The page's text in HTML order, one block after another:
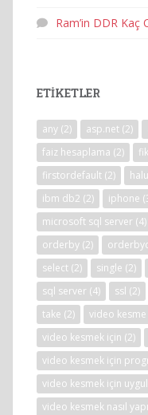
Ram’in DDR Kaç
ETIKETLER
any (2) asp.net (2)
faiz hesaplama (2)
firstordefault (2)
ibm db2 (2) iphone
microsoft sql server (4)
orderby (2)
select (2) single (2)
sql server (4) ssl (2)
take (2) video kesme
video kesmek için (2)
video kesmek için
video kesmek için
video kesmek nasıl